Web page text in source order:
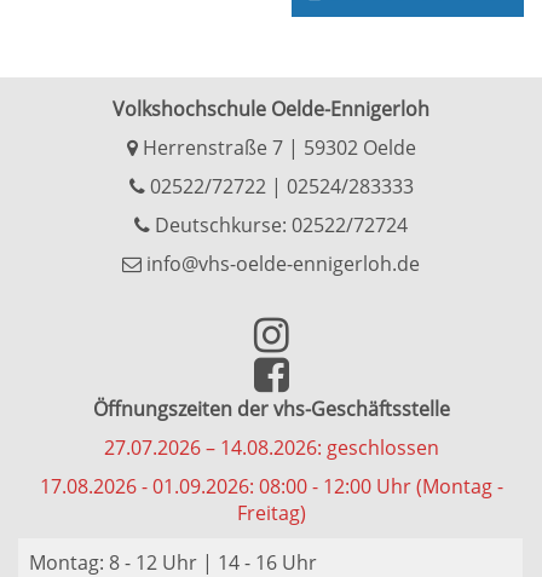
Volkshochschule Oelde-Ennigerloh
Herrenstraße 7 | 59302 Oelde
02522/72722| 02524/283333
Deutschkurse: 02522/72724
info@vhs-oelde-ennigerloh.de
Öffnungszeiten der vhs-Geschäftsstelle
27.07.2026 – 14.08.2026: geschlossen
17.08.2026 - 01.09.2026: 08:00 - 12:00 Uhr (Montag -
Freitag)
Montag: 8 - 12 Uhr | 14 - 16 Uhr